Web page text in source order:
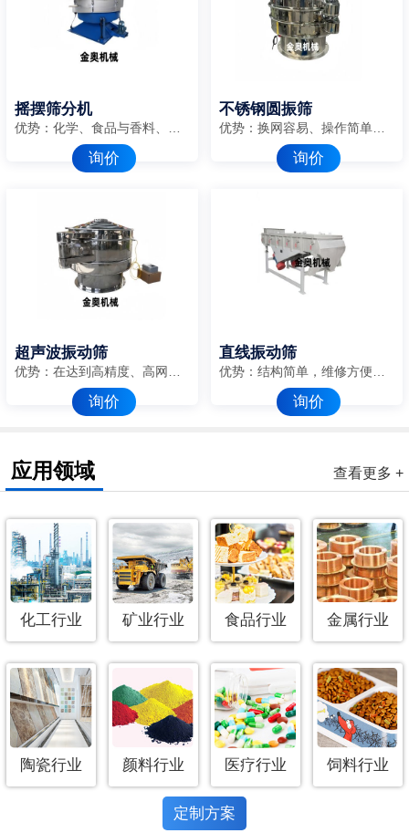
摇摆筛分机
询价
不锈钢圆振筛
优势：换网容易、操作简单、清洗方便
询价
超声波振动筛
优势：在达到高精度、高网目筛分的同时，控制较窄的粒度范围
询价
直线振动筛
优势：结构简单，维修方便，耗能低
询价
查看更多 +
应用领域
化工行业 矿业行业 食品行业 金属行业
陶瓷行业 颜料行业 医疗行业 饲料行业
定制方案